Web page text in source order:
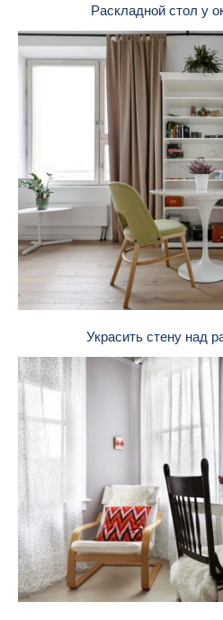
Раскладной стол у
Украсить стену над